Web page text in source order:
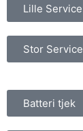
Lille Service
Stor Service
Batteri tjek